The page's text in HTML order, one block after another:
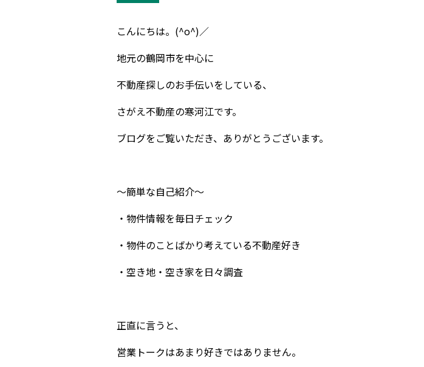
こんにちは。(^o^)／
地元の鶴岡市を中心に
不動産探しのお手伝いをしている、
さがえ不動産の寒河江です。
ブログをご覧いただき、ありがとうございます。
～簡単な自己紹介～
・物件情報を毎日チェック
・物件のことばかり考えている不動産好き
・空き地・空き家を日々調査
正直に言うと、
営業トークはあまり好きではありません。